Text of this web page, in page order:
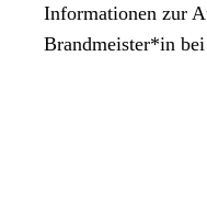
Informationen zur
Brandmeister*in